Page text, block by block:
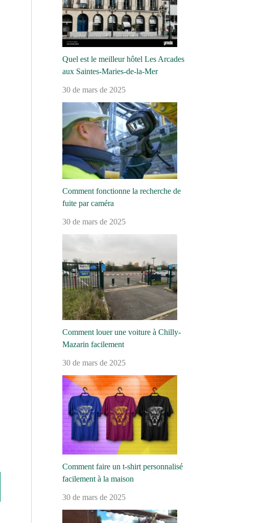
Quel est le meilleur hôtel Les Arcades
aux Saintes-Maries-de-la-Mer
30 de mars de 2025
Comment fonctionne la recherche de
fuite par caméra
30 de mars de 2025
Comment louer une voiture à Chilly-
Mazarin facilement
30 de mars de 2025
Comment faire un t-shirt personnalisé
facilement à la maison
30 de mars de 2025